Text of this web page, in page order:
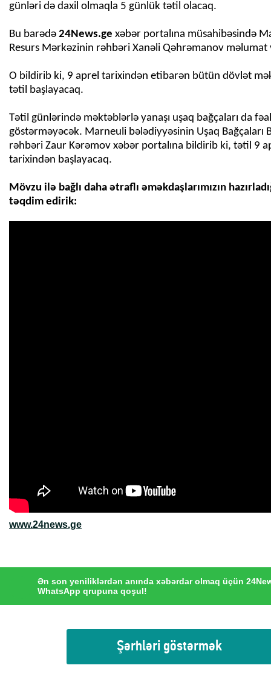
günləri də daxil olmaqla 5 günlük tətil olacaq.
Bu barədə 24News.ge xəbər portalına müsahibəsində
Resurs Mərkəzinin rəhbəri Xanəli Qəhrəmanov məlumat
O bildirib ki, 9 aprel tarixindən etibarən bütün dövlət
tətil başlayacaq.
Tətil günlərində məktəblərlə yanaşı uşaq bağçaları da
göstərməyəcək. Marneuli bələdiyyəsinin Uşaq Bağçaları
rəhbəri Zaur Kərəmov xəbər portalına bildirib ki, tətil 9
tarixindən başlayacaq.
Mövzu ilə bağlı daha ətraflı əməkdaşlarımızın
təqdim edirik:
www.24news.ge
Ən son yeniliklərdən anında xəbərdar olmaq üçün
WhatsApp qrupuna qoşul!
Şərhləri göstərmək